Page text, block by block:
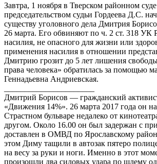
Завтра, 1 ноября в Тверском районном
председательством судьи Гордеева Д.С.
существу уголовного дела Дмитрия
26 марта. Его обвиняют по ч. 2 ст. 318
насилия, не опасного для жизни или
применения насилия в отношении
Дмитрию грозит до 5 лет лишения
права человека» обратилась за помощью
Геннадьевна Андриевская.
Дмитрий Борисов — гражданский
«Движения 14%». 26 марта 2017 года он
Страстном бульваре недалеко от
другом. Около 16.00 он был задержан с
доставлен в ОМВД по Ярославскому
этом Диму тащили в автозак пятеро
на весу за руки и ноги. Именно в этот
произошли два силовых удара по шлему